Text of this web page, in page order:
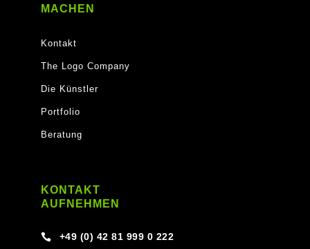
MACHEN
Kontakt
The Logo Company
Die Künstler
Portfolio
Beratung
KONTAKT
AUFNEHMEN
 +49 (0) 42 81 999 0 222